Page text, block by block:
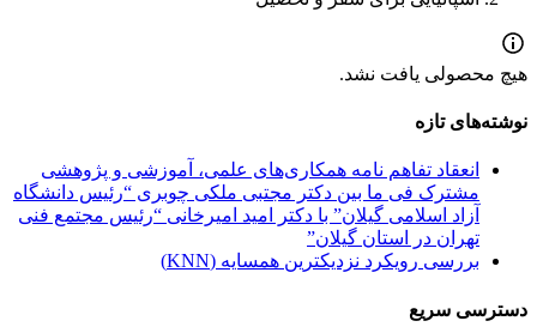
هیچ محصولی یافت نشد.
نوشته‌های تازه
انعقاد تفاهم نامه همکاری‌های علمی، آموزشی و پژوهشی
مشترک فی ما بین دکتر مجتبی ملکی چوبری “رئیس دانشگاه
آزاد اسلامی گیلان” با دکتر امید امیرخانی “رئیس مجتمع فنی
تهران در استان گیلان”
بررسی رویکرد نزدیکترین همسایه (KNN)
دسترسی سریع